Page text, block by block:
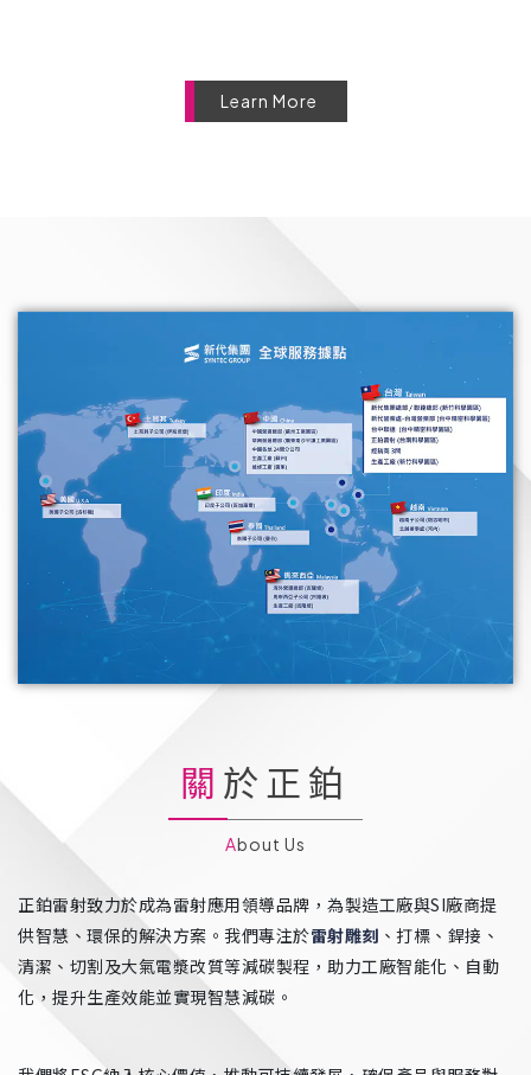
Learn More
關於正鉑
About Us
正鉑雷射致力於成為雷射應用領導品牌，為製造工廠與SI廠商提
供智慧、環保的解決方案。我們專注於雷射雕刻 、打標、銲接、
清潔、切割及大氣電漿改質等減碳製程，助力工廠智能化、自動
化，提升生產效能並實現智慧減碳。